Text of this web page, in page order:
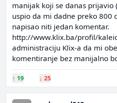
manijak koji se danas prijavio
uspio da mi dadne preko 800
napisao niti jedan komentar.
http://www.klix.ba/profil/
administraciju Klix-a da mi
komentiranje bez manijalno
↑ 19 ↓ 25